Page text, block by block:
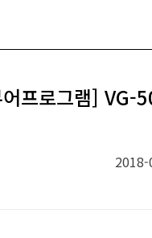
프로그램] VG-